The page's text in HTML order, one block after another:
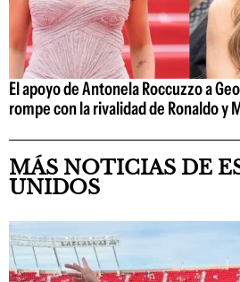
El apoyo de Antonela Roccuzzo a
rompe con la rivalidad de Ronaldo y
MÁS NOTICIAS DE
UNIDOS